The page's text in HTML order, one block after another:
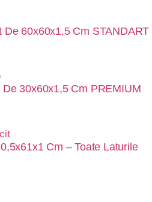
De 60x60x1,5 Cm STANDART
30x60x1,5 Cm PREMIUM
Cm – Toate Laturile